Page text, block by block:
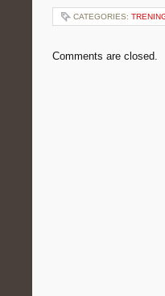
CATEGORIES:
Comments are closed.